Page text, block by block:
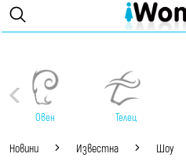
Овен Телец
Новини Известна Шоу